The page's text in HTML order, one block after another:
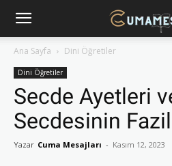
Ana Sayfa Dini Öğretiler
Dini Öğretiler
Secde Ayetleri
Secdesinin
Yazar Cuma Mesajları - Kasım 12, 2023